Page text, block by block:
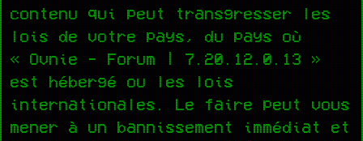
contenu qui peut transgresser les
lois de votre pays, du pays où
« Ovnie - Forum | 7.20.12.0.13 »
est hébergé ou les lois
internationales. Le faire peut vous
mener à un bannissement immédiat et